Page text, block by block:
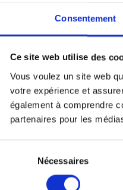
Consentement
Ce site web utilise des
Vous voulez un site web
votre expérience et
également à comprendre
partenaires pour les
consentement
Nécessaires

Huile